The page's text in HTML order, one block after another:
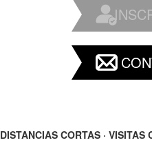
DISTANCIAS CORTAS · VISITAS